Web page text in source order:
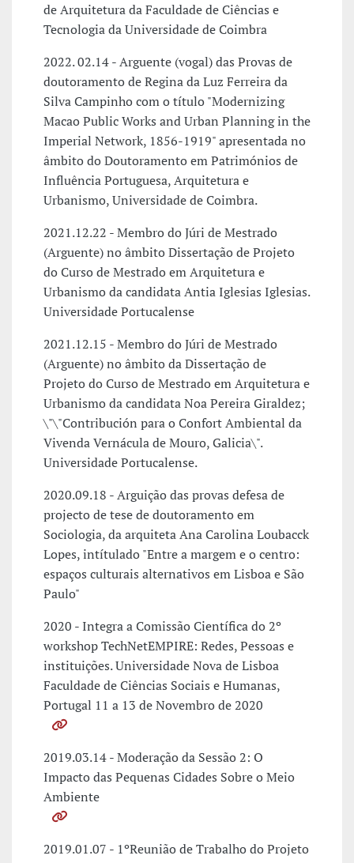
de Arquitetura da Faculdade de Ciências e
Tecnologia da Universidade de Coimbra
2022. 02.14 - Arguente (vogal) das Provas de
doutoramento de Regina da Luz Ferreira da
Silva Campinho com o título "Modernizing
Macao Public Works and Urban Planning in the
Imperial Network, 1856-1919" apresentada no
âmbito do Doutoramento em Patrimónios de
Influência Portuguesa, Arquitetura e
Urbanismo, Universidade de Coimbra.
2021.12.22 - Membro do Júri de Mestrado
(Arguente) no âmbito Dissertação de Projeto
do Curso de Mestrado em Arquitetura e
Urbanismo da candidata Antia Iglesias Iglesias.
Universidade Portucalense
2021.12.15 - Membro do Júri de Mestrado
(Arguente) no âmbito da Dissertação de
Projeto do Curso de Mestrado em Arquitetura e
Urbanismo da candidata Noa Pereira Giraldez;
\"\"Contribución para o Confort Ambiental da
Vivenda Vernácula de Mouro, Galicia\".
Universidade Portucalense.
2020.09.18 - Arguição das provas defesa de
projecto de tese de doutoramento em
Sociologia, da arquiteta Ana Carolina Loubacck
Lopes, intítulado "Entre a margem e o centro:
espaços culturais alternativos em Lisboa e São
Paulo"
2020 - Integra a Comissão Científica do 2º
workshop TechNetEMPIRE: Redes, Pessoas e
instituições. Universidade Nova de Lisboa
Faculdade de Ciências Sociais e Humanas,
Portugal 11 a 13 de Novembro de 2020
2019.03.14 - Moderação da Sessão 2: O
Impacto das Pequenas Cidades Sobre o Meio
Ambiente
2019.01.07 - 1ºReunião de Trabalho do Projeto